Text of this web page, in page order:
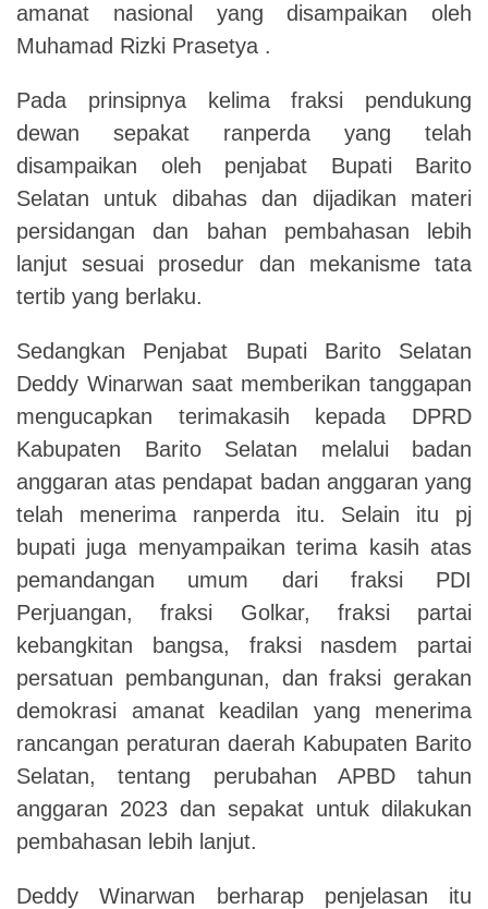
amanat nasional yang disampaikan oleh
Muhamad Rizki Prasetya .
Pada prinsipnya kelima fraksi pendukung
dewan sepakat ranperda yang telah
disampaikan oleh penjabat Bupati Barito
Selatan untuk dibahas dan dijadikan materi
persidangan dan bahan pembahasan lebih
lanjut sesuai prosedur dan mekanisme tata
tertib yang berlaku.
Sedangkan Penjabat Bupati Barito Selatan
Deddy Winarwan saat memberikan tanggapan
mengucapkan terimakasih kepada DPRD
Kabupaten Barito Selatan melalui badan
anggaran atas pendapat badan anggaran yang
telah menerima ranperda itu. Selain itu pj
bupati juga menyampaikan terima kasih atas
pemandangan umum dari fraksi PDI
Perjuangan, fraksi Golkar, fraksi partai
kebangkitan bangsa, fraksi nasdem partai
persatuan pembangunan, dan fraksi gerakan
demokrasi amanat keadilan yang menerima
rancangan peraturan daerah Kabupaten Barito
Selatan, tentang perubahan APBD tahun
anggaran 2023 dan sepakat untuk dilakukan
pembahasan lebih lanjut.
Deddy Winarwan berharap penjelasan itu